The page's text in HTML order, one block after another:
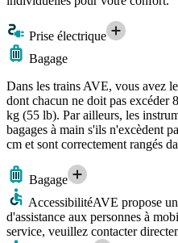
Prise électrique
Bagage
Dans les trains AVE, vous avez
dont chacun ne doit pas excéder
kg (55 lb). Par ailleurs, les
bagages à main s'ils n'excèdent
cm et sont correctement rangés
Bagage
AccessibilitéAVE propose
d'assistance aux personnes à
service, veuillez contacter